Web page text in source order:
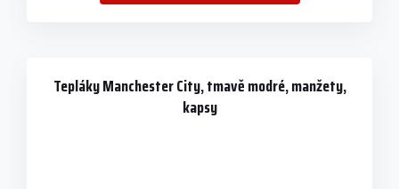
Tepláky Manchester City, tmavě modré, manžety,
kapsy